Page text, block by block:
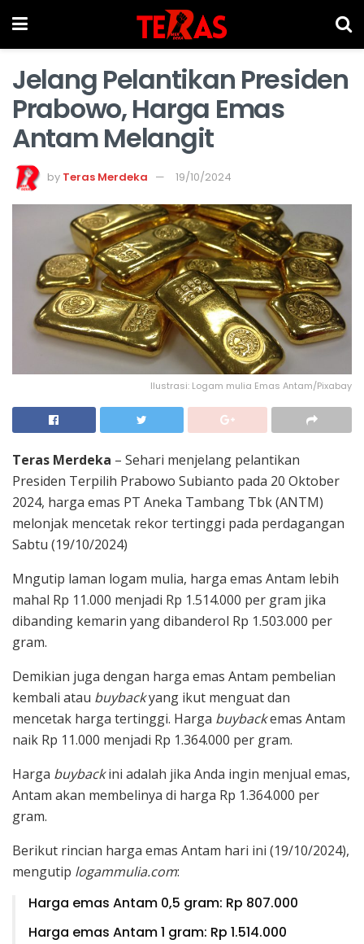
Jelang Pelantikan Presiden
Prabowo, Harga Emas
Antam Melangit
by Teras Merdeka 19/10/2024
Ilustrasi: Logam mulia Emas Antam/Pixabay
Teras Merdeka – Sehari menjelang pelantikan
Presiden Terpilih Prabowo Subianto pada 20 Oktober
2024, harga emas PT Aneka Tambang Tbk (ANTM)
melonjak mencetak rekor tertinggi pada perdagangan
Sabtu (19/10/2024)
Mngutip laman logam mulia, harga emas Antam lebih
mahal Rp 11.000 menjadi Rp 1.514.000 per gram jika
dibanding kemarin yang dibanderol Rp 1.503.000 per
gram.
Demikian juga dengan harga emas Antam pembelian
kembali atau buybackyang ikut menguat dan
mencetak harga tertinggi. Harga buybackemas Antam
naik Rp 11.000 menjadi Rp 1.364.000 per gram.
Harga buybackini adalah jika Anda ingin menjual emas,
Antam akan membelinya di harga Rp 1.364.000 per
gram.
Berikut rincian harga emas Antam hari ini (19/10/2024),
mengutip logammulia.com:
Harga emas Antam 0,5 gram: Rp 807.000
Harga emas Antam 1 gram: Rp 1.514.000